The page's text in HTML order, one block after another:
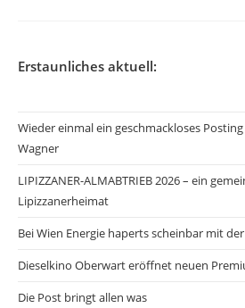
Erstaunliches aktuell:
Wieder einmal ein geschmackloses
Wagner
LIPIZZANER-ALMABTRIEB 2026 – ein
Lipizzanerheimat
Bei Wien Energie haperts scheinbar mit
Dieselkino Oberwart eröffnet neuen
Die Post bringt allen was